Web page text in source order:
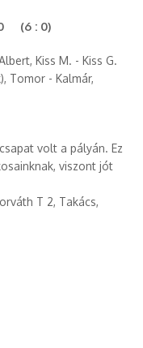
0 (6 : 0)
Kiss M. - Kiss G.
Tomor - Kalmár,
volt a pályán. Ez
viszont jót
T 2, Takács,